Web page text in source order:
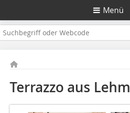
Menü
Terrazzo aus Lehm